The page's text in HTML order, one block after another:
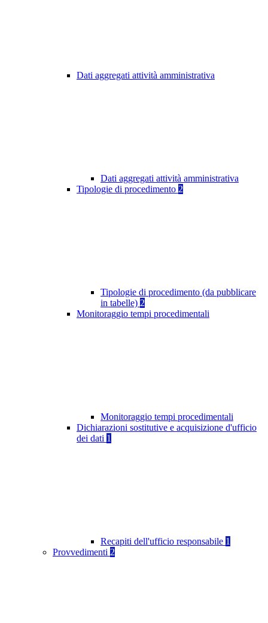
Dati aggregati attività amministrativa
Dati aggregati attività amministrativa
Tipologie di procedimento 2
Tipologie di procedimento (da pubblicare
in tabelle) 2
Monitoraggio tempi procedimentali
Monitoraggio tempi procedimentali
Dichiarazioni sostitutive e acquisizione d'ufficio
dei dati 1
Recapiti dell'ufficio responsabile 1
Provvedimenti 2